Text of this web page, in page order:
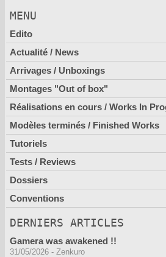
MENU
Edito
Actualité / News
Arrivages / Unboxings
Montages "Out of box"
Réalisations en cours / Works In
Modèles terminés / Finished Works
Tutoriels
Tests / Reviews
Dossiers
Conventions
DERNIERS ARTICLES
Gamera was awakened !!
31/05/2026 - Zenkuro